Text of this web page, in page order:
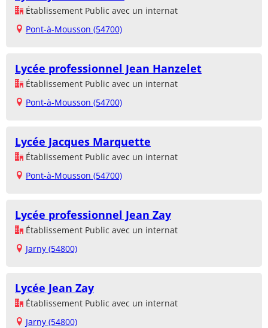
Établissement Public avec un internat
Pont-à-Mousson (54700)
Lycée professionnel Jean Hanzelet
Établissement Public avec un internat
Pont-à-Mousson (54700)
Lycée Jacques Marquette
Établissement Public avec un internat
Pont-à-Mousson (54700)
Lycée professionnel Jean Zay
Établissement Public avec un internat
Jarny (54800)
Lycée Jean Zay
Établissement Public avec un internat
Jarny (54800)